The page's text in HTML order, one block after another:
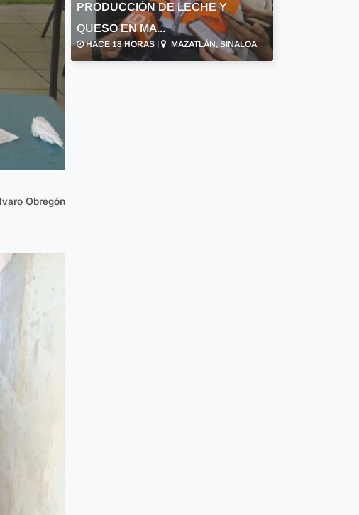
Obregón
PRODUCCIÓN DE LECHE Y
QUESO EN MA...
HACE 18 HORAS | MAZATLÁN, SINALOA